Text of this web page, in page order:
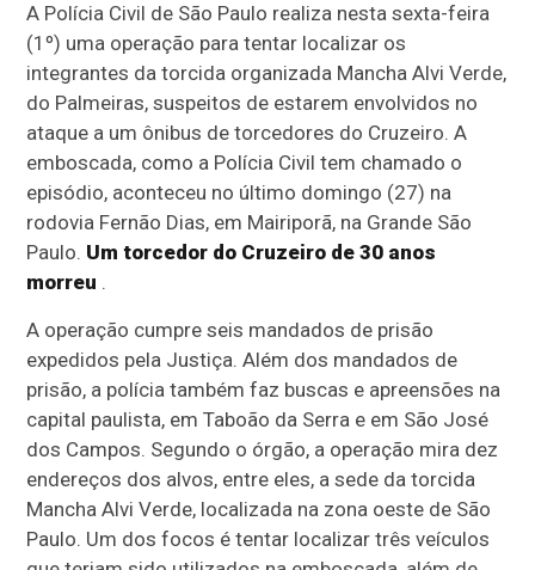
A Polícia Civil de São Paulo realiza nesta sexta-feira
(1º) uma operação para tentar localizar os
integrantes da torcida organizada Mancha Alvi Verde,
do Palmeiras, suspeitos de estarem envolvidos no
ataque a um ônibus de torcedores do Cruzeiro. A
emboscada, como a Polícia Civil tem chamado o
episódio, aconteceu no último domingo (27) na
rodovia Fernão Dias, em Mairiporã, na Grande São
Paulo. Um torcedor do Cruzeiro de 30 anos
morreu .
A operação cumpre seis mandados de prisão
expedidos pela Justiça. Além dos mandados de
prisão, a polícia também faz buscas e apreensões na
capital paulista, em Taboão da Serra e em São José
dos Campos. Segundo o órgão, a operação mira dez
endereços dos alvos, entre eles, a sede da torcida
Mancha Alvi Verde, localizada na zona oeste de São
Paulo. Um dos focos é tentar localizar três veículos